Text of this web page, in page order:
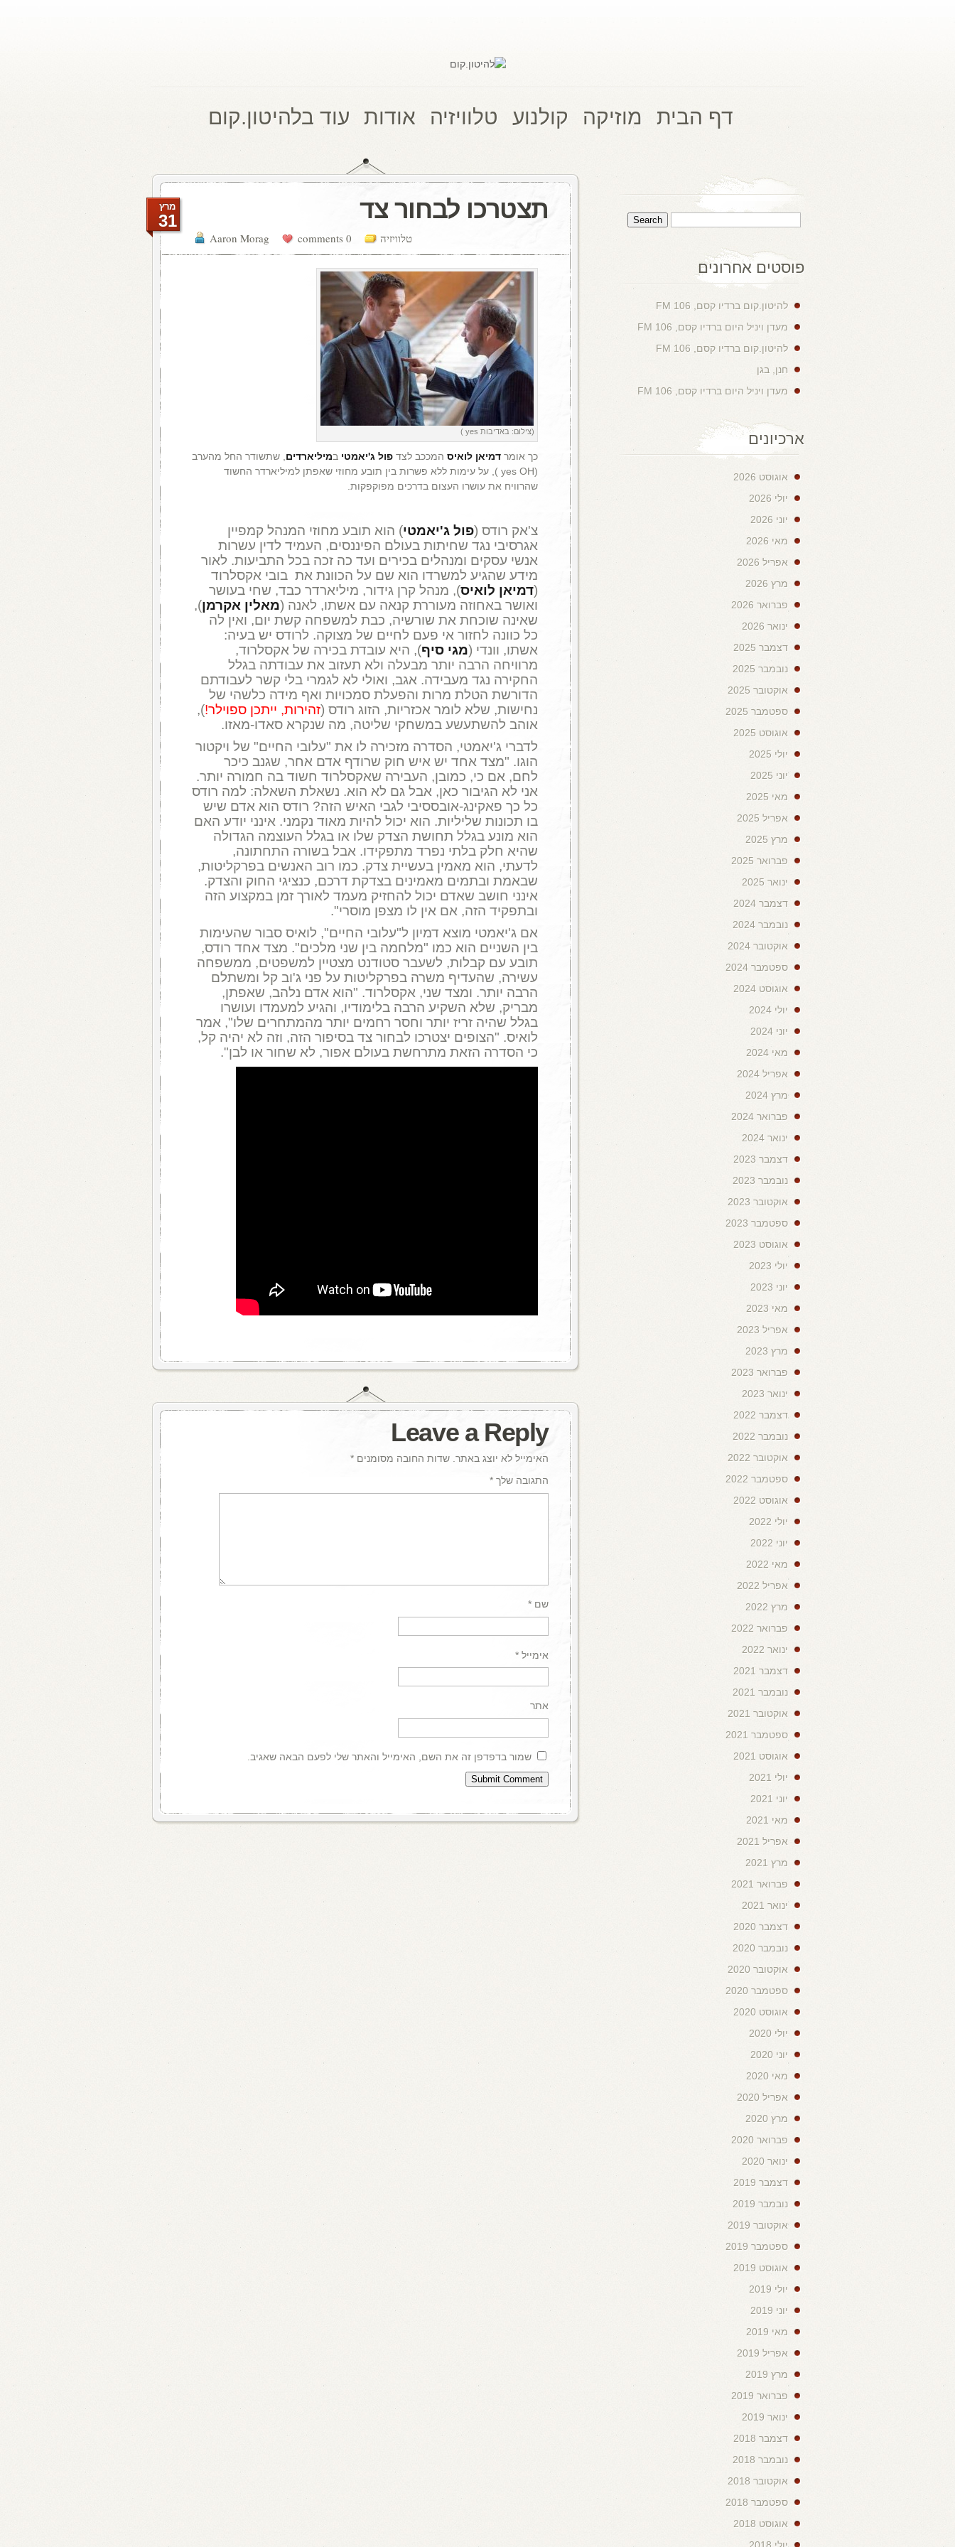
דף הבית מוזיקה קולנוע טלוויזיה אודות עוד בלהיטון.קום
תצטרכו לבחור צד
Aaron Morag 0 comments טלוויזיה
מרץ
31
(צילום: באדיבות yes )
כך אומר דמיאן לואיס המככב לצד פול ג'יאמטי במיליארדים , שתשודר החל מהערב
(yes OH ), על עימות ללא פשרות בין תובע מחוזי שאפתן למיליארדר החשוד
שהרוויח את עושרו העצום בדרכים מפוקפקות.
צ'אק רודס (פול ג'יאמטי) הוא תובע מחוזי המנהל קמפיין
אגרסיבי נגד שחיתות בעולם הפיננסים, העמיד לדין עשרות
אנשי עסקים ומנהלים בכירים ועד כה זכה בכל התביעות. לאור
מידע שהגיע למשרדו הוא שם על הכוונת את בובי אקסלרוד
(דמיאן לואיס), מנהל קרן גידור, מיליארדר כבד, שחי בעושר
ואושר באחוזה מעוררת קנאה עם אשתו, לאנה (מאלין אקרמן),
שאינה שוכחת את שורשיה, כבת למשפחה קשת יום, ואין לה
כל כוונה לחזור אי פעם לחיים של מצוקה. לרודס יש בעיה:
אשתו, וונדי (מגי סיף), היא עובדת בכירה של אקסלרוד,
מרוויחה הרבה יותר מבעלה ולא תעזוב את עבודתה בגלל
החקירה נגד מעבידה. אגב, ואולי לא לגמרי בלי קשר לעבודתם
הדורשת הטלת מרות והפעלת סמכויות ואף מידה כלשהי של
נחישות, שלא לומר אכזריות, הזוג רודס (זהירות, ייתכן ספוילר!),
אוהב להשתעשע במשחקי שליטה, מה שנקרא סאדו-מאזו.
לדברי ג'יאמטי, הסדרה מזכירה לו את "עלובי החיים" של ויקטור
הוגו. "מצד אחד יש איש חוק שרודף אדם אחר, שגנב כיכר
לחם, אם כי, כמובן, העבירה שאקסלרוד חשוד בה חמורה יותר.
אני לא הגיבור כאן, אבל גם לא הוא. נשאלת השאלה: למה רודס
כל כך פאקינג-אובססיבי לגבי האיש הזה? רודס הוא אדם שיש
בו תכונות שליליות. הוא יכול להיות מאוד נקמני. אינני יודע האם
הוא מונע בגלל תחושת הצדק שלו או בגלל העוצמה הגדולה
שהיא חלק בלתי נפרד מתפקידו. אבל בשורה התחתונה,
לדעתי, הוא מאמין בעשיית צדק. כמו רוב האנשים בפרקליטות,
שבאמת ובתמים מאמינים בצדקת דרכם, כנציגי החוק והצדק.
אינני חושב שאדם יכול להחזיק מעמד לאורך זמן במקצוע הזה
ובתפקיד הזה, אם אין לו מצפן מוסרי".
אם ג'יאמטי מוצא דמיון ל"עלובי החיים", לואיס סבור שהעימות
בין השניים הוא כמו "מלחמה בין שני מלכים". מצד אחד רודס,
תובע עם קבלות, לשעבר סטודנט מצטיין למשפטים, ממשפחה
עשירה, שהעדיף משרה בפרקליטות על פני ג'וב קל ומשתלם
הרבה יותר. ומצד שני, אקסלרוד. "הוא אדם נלהב, שאפתן,
מבריק, שלא השקיע הרבה בלימודיו, והגיע למעמדו ועושרו
בגלל שהיה זריז יותר וחסר רחמים יותר מהמתחרים שלו", אמר
לואיס. "הצופים יצטרכו לבחור צד בסיפור הזה, וזה לא יהיה קל,
כי הסדרה הזאת מתרחשת בעולם אפור, לא שחור או לבן".
Leave a Reply
האימייל לא יוצג באתר. שדות החובה מסומנים *
התגובה שלך *
שם *
אימייל *
אתר
שמור בדפדפן זה את השם, האימייל והאתר שלי לפעם הבאה שאגיב.
פוסטים אחרונים
להיטון.קום ברדיו קסם, 106 FM
מעדן ויניל היום ברדיו קסם, 106 FM
להיטון.קום ברדיו קסם, 106 FM
חנן, בגן
מעדן ויניל היום ברדיו קסם, 106 FM
ארכיונים
אוגוסט 2026
יולי 2026
יוני 2026
מאי 2026
אפריל 2026
מרץ 2026
פברואר 2026
ינואר 2026
דצמבר 2025
נובמבר 2025
אוקטובר 2025
ספטמבר 2025
אוגוסט 2025
יולי 2025
יוני 2025
מאי 2025
אפריל 2025
מרץ 2025
פברואר 2025
ינואר 2025
דצמבר 2024
נובמבר 2024
אוקטובר 2024
ספטמבר 2024
אוגוסט 2024
יולי 2024
יוני 2024
מאי 2024
אפריל 2024
מרץ 2024
פברואר 2024
ינואר 2024
דצמבר 2023
נובמבר 2023
אוקטובר 2023
ספטמבר 2023
אוגוסט 2023
יולי 2023
יוני 2023
מאי 2023
אפריל 2023
מרץ 2023
פברואר 2023
ינואר 2023
דצמבר 2022
נובמבר 2022
אוקטובר 2022
ספטמבר 2022
אוגוסט 2022
יולי 2022
יוני 2022
מאי 2022
אפריל 2022
מרץ 2022
פברואר 2022
ינואר 2022
דצמבר 2021
נובמבר 2021
אוקטובר 2021
ספטמבר 2021
אוגוסט 2021
יולי 2021
יוני 2021
מאי 2021
אפריל 2021
מרץ 2021
פברואר 2021
ינואר 2021
דצמבר 2020
נובמבר 2020
אוקטובר 2020
ספטמבר 2020
אוגוסט 2020
יולי 2020
יוני 2020
מאי 2020
אפריל 2020
מרץ 2020
פברואר 2020
ינואר 2020
דצמבר 2019
נובמבר 2019
אוקטובר 2019
ספטמבר 2019
אוגוסט 2019
יולי 2019
יוני 2019
מאי 2019
אפריל 2019
מרץ 2019
פברואר 2019
ינואר 2019
דצמבר 2018
נובמבר 2018
אוקטובר 2018
ספטמבר 2018
אוגוסט 2018